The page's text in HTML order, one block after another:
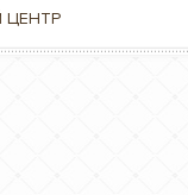
ЦЕНТР